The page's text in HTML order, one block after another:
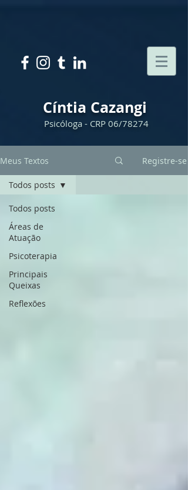
Cíntia Cazangi
Psicóloga - CRP 06/78274
Meus Textos Registre-se
Todos posts
Áreas de
Atuação
Psicoterapia
Principais
Queixas
Reflexões
Todos posts